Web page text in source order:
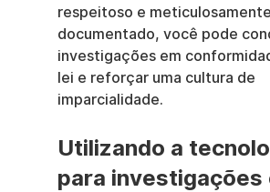
respeitoso e meticulosamente
documentado, você pode
investigações em
lei e reforçar uma cultura de
imparcialidade.
Utilizando a
para investigações